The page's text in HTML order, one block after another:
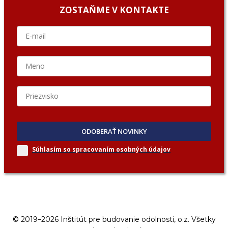
ZOSTAŇME V KONTAKTE
ODOBERAŤ NOVINKY
Súhlasím so spracovaním osobných údajov
© 2019–2026 Inštitút pre budovanie odolnosti, o.z. Všetky